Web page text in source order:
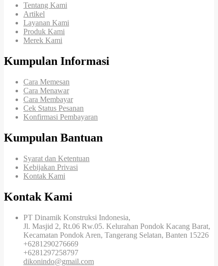
Tentang Kami
Artikel
Layanan Kami
Produk Kami
Merek Kami
Kumpulan Informasi
Cara Memesan
Cara Menawar
Cara Membayar
Cek Status Pesanan
Konfirmasi Pembayaran
Kumpulan Bantuan
Syarat dan Ketentuan
Kebijakan Privasi
Kontak Kami
Kontak Kami
PT Dinamik Konstruksi Indonesia,
Jl. Masjid 2, Rt.06 Rw.05. Kelurahan Pondok Kacang Barat,
Kecamatan Pondok Aren, Tangerang Selatan, Banten 15226
+6281290276669
+6281297258797
dikonindo@gmail.com